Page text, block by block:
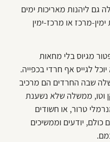
גם ליהנות מאריכות ימים
מרכז או מרכז-ימין
מגיוס בלי מחאות
לגייס אף חרדי בכפייה.
שבה החרדים הם מרכיב
וטו, ממשלה שלא נשענת
טרור, או חשודים
יודעים וממשיכים